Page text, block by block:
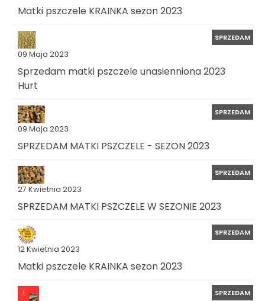
Matki pszczele KRAINKA sezon 2023
09 Maja 2023
SPRZEDAM
Sprzedam matki pszczele unasienniona 2023
Hurt
09 Maja 2023
SPRZEDAM
SPRZEDAM MATKI PSZCZELE - SEZON 2023
27 Kwietnia 2023
SPRZEDAM
SPRZEDAM MATKI PSZCZELE W SEZONIE 2023
12 Kwietnia 2023
SPRZEDAM
Matki pszczele KRAINKA sezon 2023
SPRZEDAM